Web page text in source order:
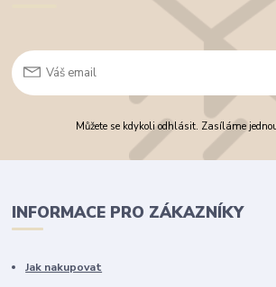
Můžete se kdykoli odhlásit. Zasíláme
INFORMACE PRO ZÁKAZNÍKY
Jak nakupovat